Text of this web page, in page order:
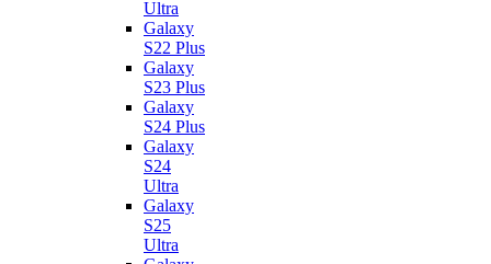
Ultra
Galaxy
S22 Plus
Galaxy
S23 Plus
Galaxy
S24 Plus
Galaxy
S24
Ultra
Galaxy
S25
Ultra